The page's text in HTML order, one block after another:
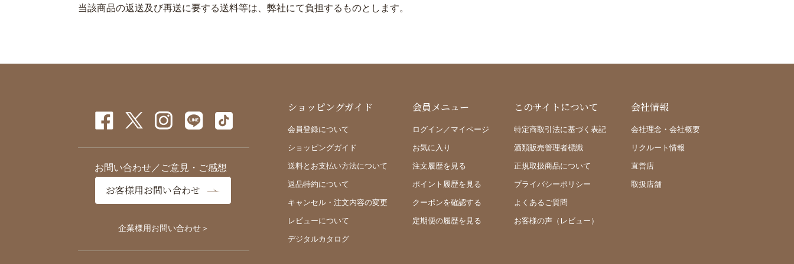
当該商品の返送及び再送に要する送料等は、弊社にて負担するものとします。
お問い合わせ／ご意見・ご感想
お客様用お問い合わせ
企業様用お問い合わせ＞
ショッピングガイド
会員登録について
ショッピングガイド
送料とお支払い方法について
返品特約について
キャンセル・注文内容の変更
レビューについて
デジタルカタログ
会員メニュー
ログイン／マイページ
お気に入り
注文履歴を見る
ポイント履歴を見る
クーポンを確認する
定期便の履歴を見る
このサイトについて
特定商取引法に基づく表記
酒類販売管理者標識
正規取扱商品について
プライバシーポリシー
よくあるご質問
お客様の声（レビュー）
会社情報
会社理念・会社概要
リクルート情報
直営店
取扱店舗